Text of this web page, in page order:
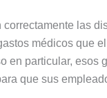
las
médicos que
en particular, esos
que sus